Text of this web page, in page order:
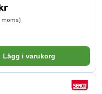
moms)
Lägg i varukorg